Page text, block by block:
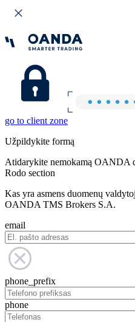
go to client zone
Užpildykite formą
Atidarykite nemokamą OANDA
Rodo section
Kas yra asmens duomenų
OANDA TMS Brokers S.A.
email
phone_prefix
phone